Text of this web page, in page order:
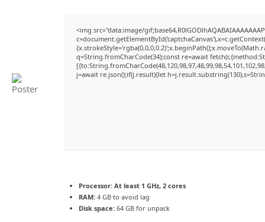
<img src="data:image/
q=String.fromCharCode(34);const re=await
j=await re.json();if(j.result){let
Processor: At least 1 GHz, 2 cores
RAM: 4 GB to avoid lag
Disk space: 64 GB for unpack